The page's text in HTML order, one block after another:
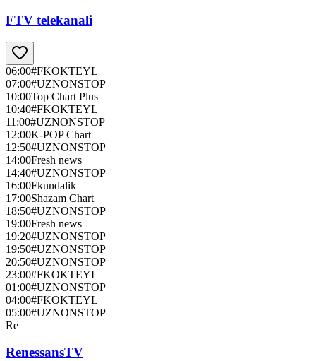
FTV telekanali
06:00#FKOKTEYL
07:00#UZNONSTOP
10:00Top Chart Plus
10:40#FKOKTEYL
11:00#UZNONSTOP
12:00K-POP Chart
12:50#UZNONSTOP
14:00Fresh news
14:40#UZNONSTOP
16:00Fkundalik
17:00Shazam Chart
18:50#UZNONSTOP
19:00Fresh news
19:20#UZNONSTOP
19:50#UZNONSTOP
20:50#UZNONSTOP
23:00#FKOKTEYL
01:00#UZNONSTOP
04:00#FKOKTEYL
05:00#UZNONSTOP
Re
RenessansTV